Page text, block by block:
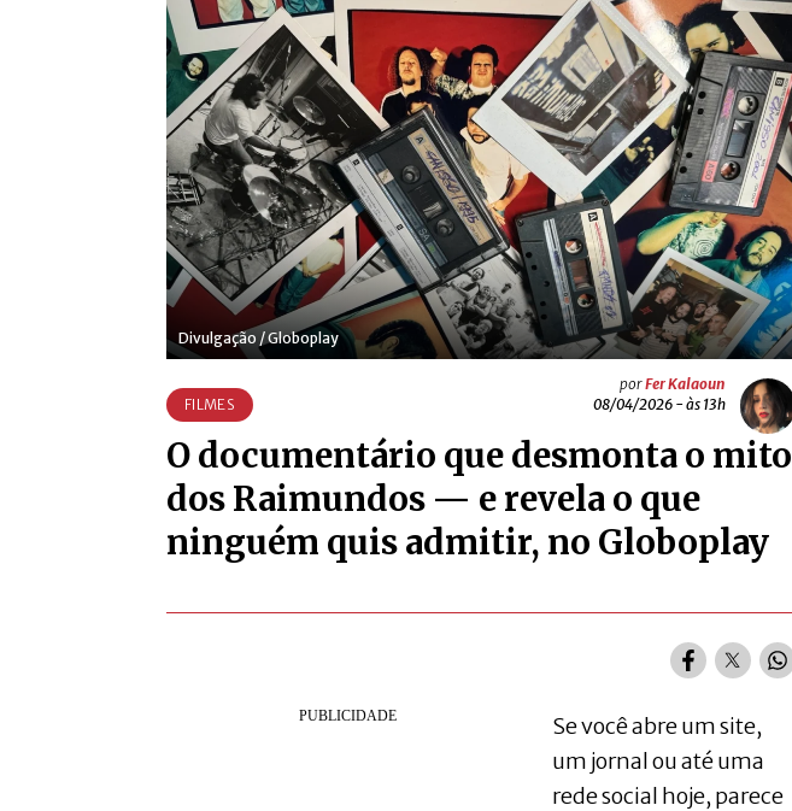
Divulgação / Globoplay
FILMES
porFer Kalaoun
08/04/2026 - às 13h
O documentário que desmonta o mito
dos Raimundos — e revela o que
ninguém quis admitir, no Globoplay
Se você abre um site,
um jornal ou até uma
rede social hoje, parece